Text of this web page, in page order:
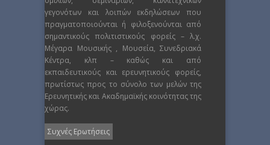
γεγονότων και λοιπών εκδηλώσεων που
πραγματοποιούνται ή φιλοξενούνται από
σημαντικούς πολιτιστικούς φορείς – λ.χ.
Μέγαρα Μουσικής , Μουσεία, Συνεδριακά
Κέντρα, κλπ – καθώς και από
εκπαιδευτικούς και ερευνητικούς φορείς,
πρωτίστως προς το σύνολο των μελών της
Ερευνητικής και Ακαδημαϊκής κοινότητας της
χώρας.
Συχνές Ερωτήσεις